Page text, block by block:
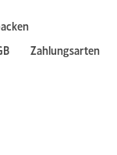
Zahlungsarten